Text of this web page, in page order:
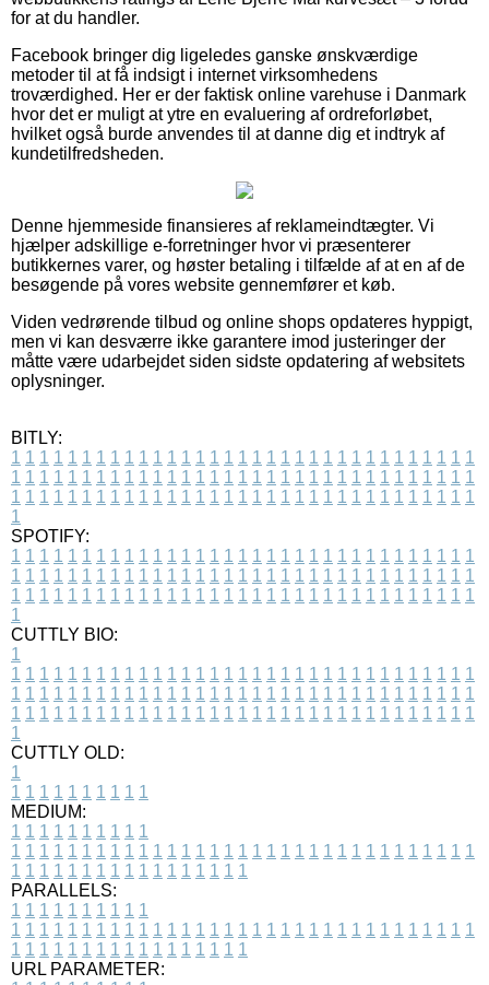
for at du handler.
Facebook bringer dig ligeledes ganske ønskværdige
metoder til at få indsigt i internet virksomhedens
troværdighed. Her er der faktisk online varehuse i Danmark
hvor det er muligt at ytre en evaluering af ordreforløbet,
hvilket også burde anvendes til at danne dig et indtryk af
kundetilfredsheden.
Denne hjemmeside finansieres af reklameindtægter. Vi
hjælper adskillige e-forretninger hvor vi præsenterer
butikkernes varer, og høster betaling i tilfælde af at en af de
besøgende på vores website gennemfører et køb.
Viden vedrørende tilbud og online shops opdateres hyppigt,
men vi kan desværre ikke garantere imod justeringer der
måtte være udarbejdet siden sidste opdatering af websitets
oplysninger.
BITLY:
1 1 1 1 1 1 1 1 1 1 1 1 1 1 1 1 1 1 1 1 1 1 1 1 1 1 1 1 1 1 1 1 1
1 1 1 1 1 1 1 1 1 1 1 1 1 1 1 1 1 1 1 1 1 1 1 1 1 1 1 1 1 1 1 1 1
1 1 1 1 1 1 1 1 1 1 1 1 1 1 1 1 1 1 1 1 1 1 1 1 1 1 1 1 1 1 1 1 1
1
SPOTIFY:
1 1 1 1 1 1 1 1 1 1 1 1 1 1 1 1 1 1 1 1 1 1 1 1 1 1 1 1 1 1 1 1 1
1 1 1 1 1 1 1 1 1 1 1 1 1 1 1 1 1 1 1 1 1 1 1 1 1 1 1 1 1 1 1 1 1
1 1 1 1 1 1 1 1 1 1 1 1 1 1 1 1 1 1 1 1 1 1 1 1 1 1 1 1 1 1 1 1 1
1
CUTTLY BIO:
1
1 1 1 1 1 1 1 1 1 1 1 1 1 1 1 1 1 1 1 1 1 1 1 1 1 1 1 1 1 1 1 1 1
1 1 1 1 1 1 1 1 1 1 1 1 1 1 1 1 1 1 1 1 1 1 1 1 1 1 1 1 1 1 1 1 1
1 1 1 1 1 1 1 1 1 1 1 1 1 1 1 1 1 1 1 1 1 1 1 1 1 1 1 1 1 1 1 1 1
1
CUTTLY OLD:
1
1 1 1 1 1 1 1 1 1 1
MEDIUM:
1 1 1 1 1 1 1 1 1 1
1 1 1 1 1 1 1 1 1 1 1 1 1 1 1 1 1 1 1 1 1 1 1 1 1 1 1 1 1 1 1 1 1
1 1 1 1 1 1 1 1 1 1 1 1 1 1 1 1 1
PARALLELS:
1 1 1 1 1 1 1 1 1 1
1 1 1 1 1 1 1 1 1 1 1 1 1 1 1 1 1 1 1 1 1 1 1 1 1 1 1 1 1 1 1 1 1
1 1 1 1 1 1 1 1 1 1 1 1 1 1 1 1 1
URL PARAMETER: